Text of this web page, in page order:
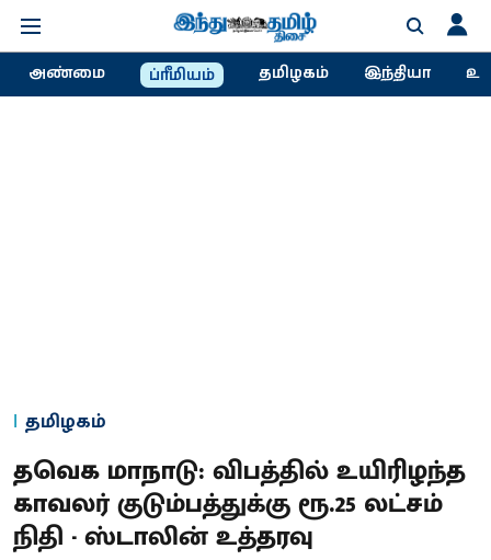
அண்மை ப்ரீமியம் தமிழகம் இந்தியா
தமிழகம்
தவெக மாநாடு: விபத்தில் உயிரிழந்த
காவலர் குடும்பத்துக்கு ரூ.25 லட்சம்
நிதி - ஸ்டாலின் உத்தரவு